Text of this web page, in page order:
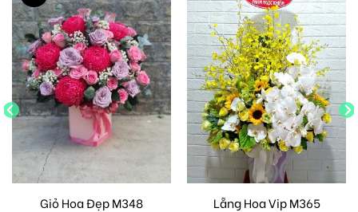
Giỏ Hoa Đẹp M348 Lẵng Hoa Vip M365